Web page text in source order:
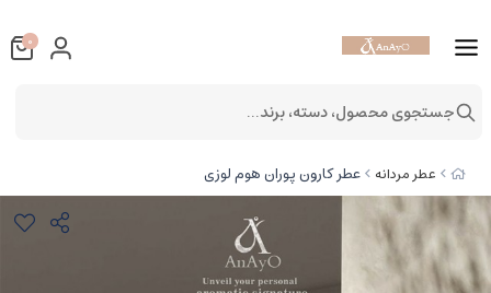
عطر مردانه عطر کارون پوران هوم لوزی
0
جستجوی محصول، دسته، برند...